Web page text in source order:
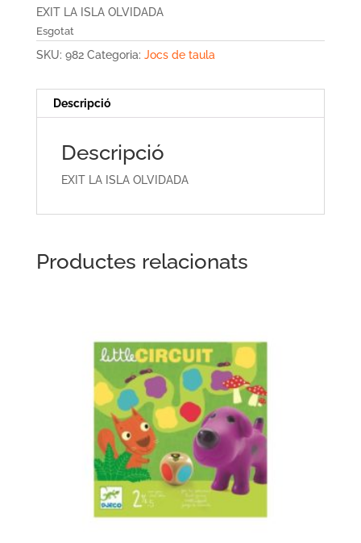
EXIT LA ISLA OLVIDADA
Esgotat
SKU: 982 Categoria: Jocs de taula
Descripció
Descripció
EXIT LA ISLA OLVIDADA
Productes relacionats